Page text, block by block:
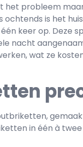
het probleem
is het
één keer op. Deze
nacht
wat ze
in één à